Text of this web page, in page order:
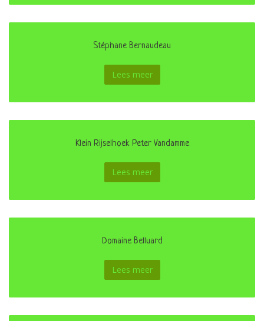
Stéphane Bernaudeau
Lees meer
Klein Rijselhoek Peter Vandamme
Lees meer
Domaine Belluard
Lees meer